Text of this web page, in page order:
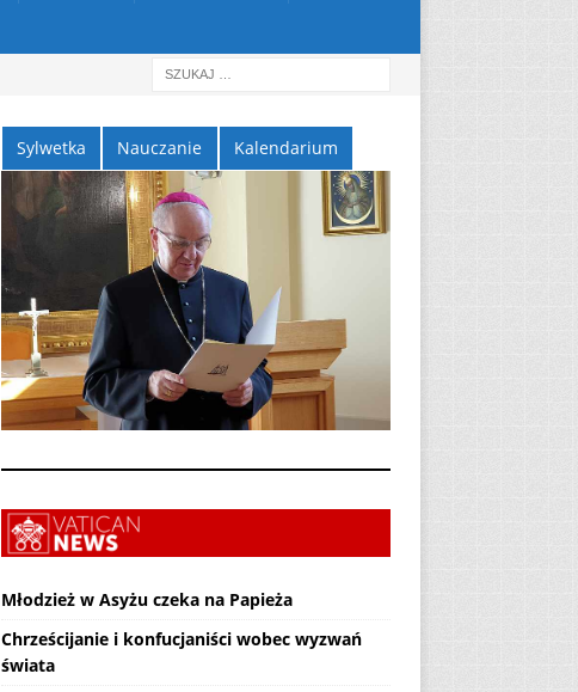
Sylwetka Nauczanie Kalendarium
Młodzież w Asyżu czeka na Papieża
Chrześcijanie i konfucjaniści wobec wyzwań
świata